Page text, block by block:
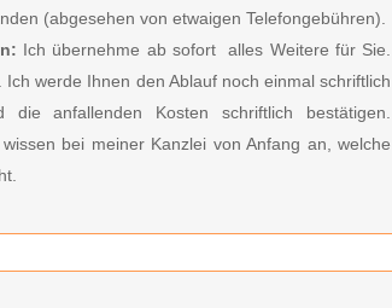
(abgesehen von etwaigen Telefongebühren).
Ich übernehme ab sofort alles Weitere für Sie.
. Ich werde Ihnen den Ablauf noch einmal schriftlich
anfallenden Kosten schriftlich bestätigen.
bei meiner Kanzlei von Anfang an, welche